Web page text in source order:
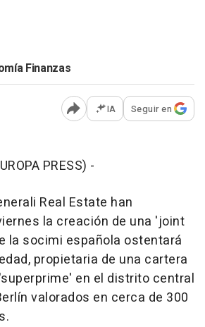
Finanzas
Abrir opciones para
IA Seguir en
PRESS) -
Real Estate han
la creación de una 'joint
la socimi española ostentará
propietaria de una cartera
en el distrito central
valorados en cerca de 300